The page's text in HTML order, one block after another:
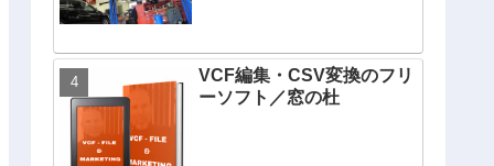
VCF編集・CSV変換のフリ
ーソフト／窓の杜